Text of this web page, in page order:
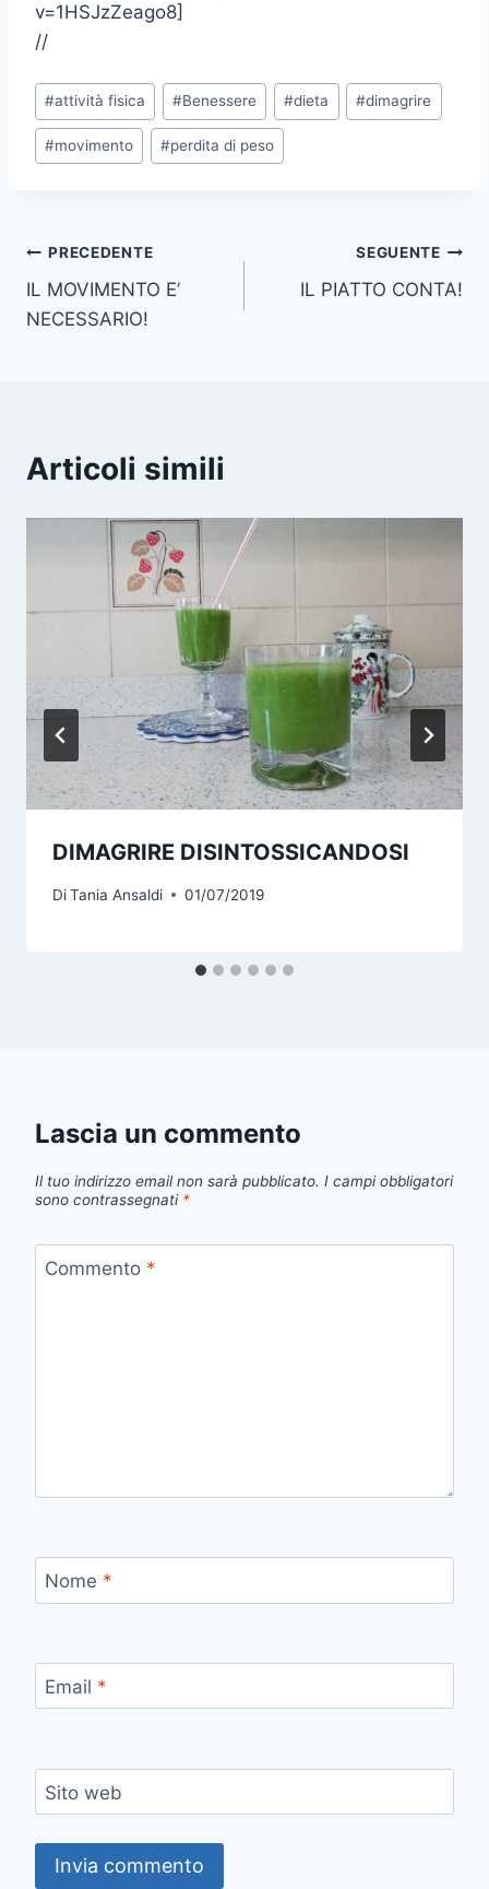
v=1HSJzZeago8]
//
Tag
articolo:
#attività fisica #Benessere #dieta #dimagrire
#movimento #perdita di peso
Navigazione
articoli
PRECEDENTE
IL MOVIMENTO E’
NECESSARIO!
SEGUENTE
IL PIATTO CONTA!
Articoli simili
DIMAGRIRE DISINTOSSICANDOSI
DiTania Ansaldi 01/07/2019
Lascia un commento
Il tuo indirizzo email non sarà pubblicato. I campi obbligatori
sono contrassegnati *
Commento *
Nome *
Email *
Sito web